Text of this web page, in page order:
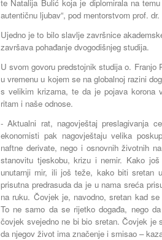
te Natalija Bulić koja je diplomirala na
autentičnu ljubav“, pod mentorstvom prof.
Ujedno je to bilo slavlje završnice
završava pohađanje dvogodišnjeg studija.
U svom govoru predstojnik studija o. Franjo
u vremenu u kojem se na globalnoj razini
s velikim krizama, te da je pojava korona
ritam i naše odnose.
- Aktualni rat, nagovještaj preslagivanja
ekonomisti pak nagovještaju velika
naftne derivate, nego i osnovnih životnih
stanovitu tjeskobu, krizu i nemir. Kako
unutarnji mir, ili još teže, kako biti sretan
prisutna predrasuda da je u nama sreća
na ruku. Čovjek je, navodno, sretan kad
To ne samo da se rijetko događa, nego
čovjek svejedno ne bi bio sretan. Čovjek je
da njegov život ima značenje i smisao –